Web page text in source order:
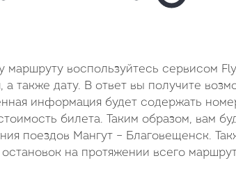
Отправление: 17:10
Прибытие:
пути:
4
дня
5
воспользуйтесь сервисом
также дату. В ответ вы получите
информация будет содержать
билета. Таким образом, вам
поездов Мангут – Благовещенск.
на протяжении всего